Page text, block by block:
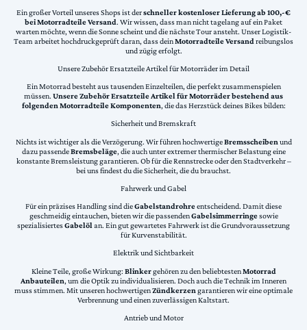
Ein großer Vorteil unseres Shops ist derschneller kostenloser Lieferung ab 100,-€
bei Motorradteile Versand. Wir wissen, dass man nicht tagelang auf ein Paket
warten möchte, wenn die Sonne scheint und die nächste Tour ansteht. Unser Logistik-
Team arbeitet hochdruckgeprüft daran, dass deinMotorradteile Versand reibungslos
und zügig erfolgt.
Unsere Zubehör Ersatzteile Artikel für Motorräder im Detail
Ein Motorrad besteht aus tausenden Einzelteilen, die perfekt zusammenspielen
müssen. Unsere Zubehör Ersatzteile Artikel für Motorräder bestehend aus
folgenden Motorradteile Komponenten, die das Herzstück deines Bikes bilden:
Sicherheit und Bremskraft
Nichts ist wichtiger als die Verzögerung. Wir führen hochwertigeBremsscheiben und
dazu passendeBremsbeläge, die auch unter extremer thermischer Belastung eine
konstante Bremsleistung garantieren. Ob für die Rennstrecke oder den Stadtverkehr –
bei uns findest du die Sicherheit, die du brauchst.
Fahrwerk und Gabel
Für ein präzises Handling sind dieGabelstandrohreentscheidend. Damit diese
geschmeidig eintauchen, bieten wir die passendenGabelsimmerringesowie
spezialisiertesGabelölan. Ein gut gewartetes Fahrwerk ist die Grundvoraussetzung
für Kurvenstabilität.
Elektrik und Sichtbarkeit
Kleine Teile, große Wirkung: Blinkergehören zu den beliebtestenMotorrad
Anbauteilen, um die Optik zu individualisieren. Doch auch die Technik im Inneren
muss stimmen. Mit unseren hochwertigenZündkerzen garantieren wir eine optimale
Verbrennung und einen zuverlässigen Kaltstart.
Antrieb und Motor